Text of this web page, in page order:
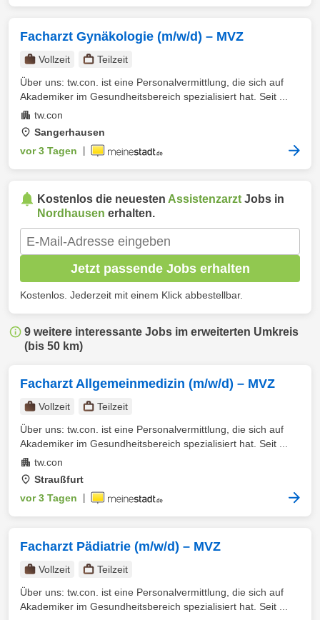
Facharzt Gynäkologie (m/w/d) – MVZ
Vollzeit
Teilzeit
Über uns: tw.con. ist eine Personalvermittlung, die sich auf
Akademiker im Gesundheitsbereich spezialisiert hat. Seit ...
tw.con
Sangerhausen
vor 3 Tagen
Kostenlos die neuesten Assistenzarzt Jobs in
Nordhausen erhalten.
Jetzt passende Jobs erhalten
Kostenlos. Jederzeit mit einem Klick abbestellbar.
9 weitere interessante Jobs im erweiterten Umkreis
(bis 50 km)
Facharzt Allgemeinmedizin (m/w/d) – MVZ
Vollzeit
Teilzeit
Über uns: tw.con. ist eine Personalvermittlung, die sich auf
Akademiker im Gesundheitsbereich spezialisiert hat. Seit ...
tw.con
Straußfurt
vor 3 Tagen
Facharzt Pädiatrie (m/w/d) – MVZ
Vollzeit
Teilzeit
Über uns: tw.con. ist eine Personalvermittlung, die sich auf
Akademiker im Gesundheitsbereich spezialisiert hat. Seit ...